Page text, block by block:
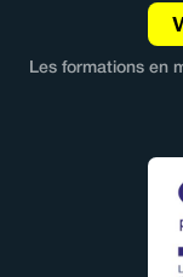
Les formations en